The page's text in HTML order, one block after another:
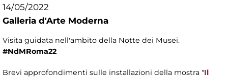
14/05/2022
Galleria d'Arte Moderna
Visita guidata nell'ambito della Notte dei Musei.
#NdMRoma22
Brevi approfondimenti sulle installazioni della mostra "Il